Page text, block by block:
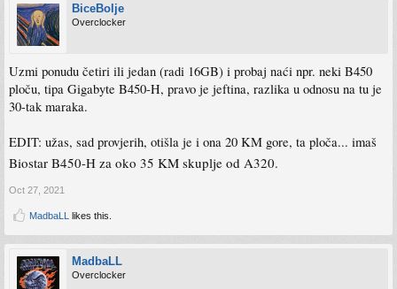
BiceBolje
Overclocker
Uzmi ponudu četiri ili jedan (radi 16GB) i probaj naći npr. neki B450
ploču, tipa Gigabyte B450-H, pravo je jeftina, razlika u odnosu na tu je
30-tak maraka.
EDIT: užas, sad provjerih, otišla je i ona 20 KM gore, ta ploča... imaš
Biostar B450-H za oko 35 KM skuplje od A320.
Oct 27, 2021
MadbaLL likes this.
MadbaLL
Overclocker